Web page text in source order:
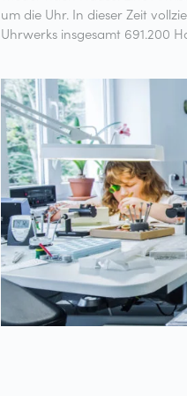
um die Uhr. In dieser Zeit
Uhrwerks insgesamt 691.200
mechanischen Uhr.